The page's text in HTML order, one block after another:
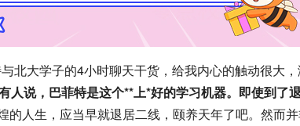
北大学子的4小时聊天干货，给我内心的触动很大，
人说，巴菲特是这个**上*好的学习机器。即使到了
的人生，应当早就退居二线，颐养天年了吧。然而